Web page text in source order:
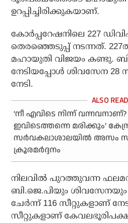
ഉറപ്പിച്ചിരിക്കുകയാണ്.
കോര്‍പ്പറേഷനിലെ 227
തെരഞ്ഞെടുപ്പ് നടന്നത്.
മഹായുതി വിജയം കണ്ടു.
നേടിയപ്പോള്‍ ശിവസേന 28
നേടി.
‘നീ എവിടെ നിന്ന് വന്നവനാണ്?
ഇവിടെത്തന്നെ മരിക്കും’
സര്‍വകലാശാലയില്‍ അസം
ക്രൂരമര്‍ദ്ദനം
നിലവില്‍ പുറത്തുവന്ന
ബി.ജെ.പിയും ശിവസേനയും
ചേര്‍ന്ന് 116 സീറ്റുകളാണ്
സീറ്റുകളാണ്